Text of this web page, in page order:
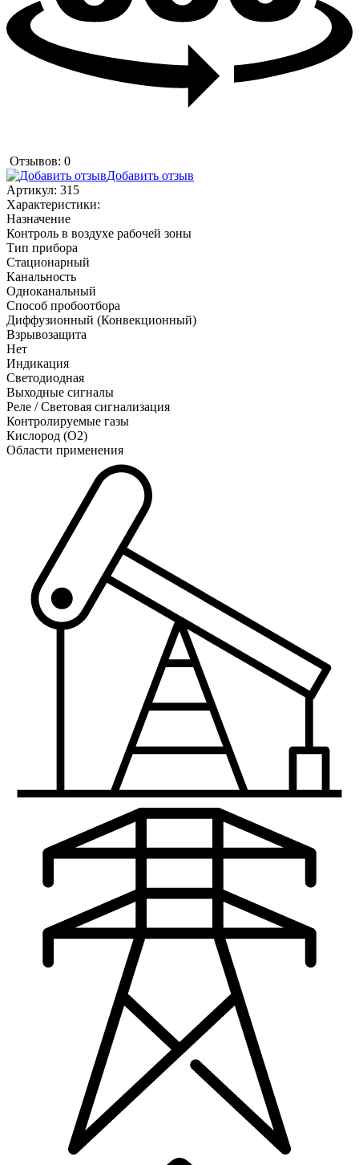
Отзывов: 0
Добавить отзыв
Артикул: 315
Характеристики:
Назначение
Контроль в воздухе рабочей зоны
Тип прибора
Стационарный
Канальность
Одноканальный
Способ пробоотбора
Диффузионный (Конвекционный)
Взрывозащита
Нет
Индикация
Светодиодная
Выходные сигналы
Реле / Световая сигнализация
Контролируемые газы
Кислород (O2)
Области применения